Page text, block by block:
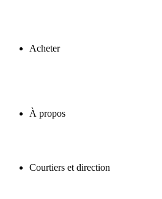
Acheter
À propos
Courtiers et direction